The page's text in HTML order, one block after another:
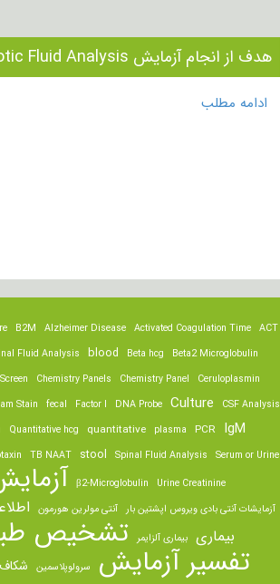
هدف از انجام آزمایش Test Amniotic Fluid Analysis چیست؟
ادامه مطلب
ACT
Activated Coagulation Time
Alzheimer Disease
B2M
Beta2 Microglobulin
Beta hcg
blood
Fluid Analysis
Ceruloplasmin
Chemistry Panel
Chemistry Panels
CSF Analysis
Culture
DNA Probe
Factor I
fecal
Stain
IgM
PCR
plasma
quantitative
Quantitative hcg
Serum or Urine
Spinal Fluid Analysis
stool
TB NAAT
Urine Creatinine
β2-Microglobulin
آزمایشات آنتی بادی ویروس اپشتین بار آنتی مولرین هورمون
بیماری بیماری آلزایمر تشخیص
تفسیر آزمایش سرولوپلاسمین